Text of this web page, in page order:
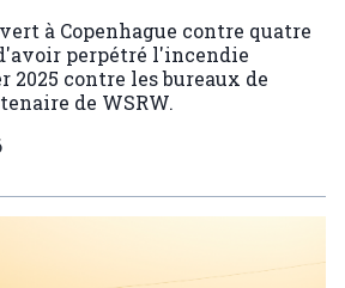
à Copenhague contre quatre
perpétré l'incendie
contre les bureaux de
de WSRW.